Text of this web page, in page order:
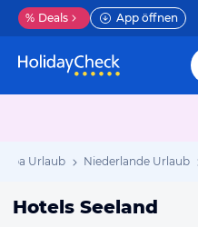
% Deals App öffnen
Urlaub Niederlande Urlaub
Hotels Seeland